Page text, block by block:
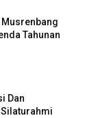
Tahunan
Dan